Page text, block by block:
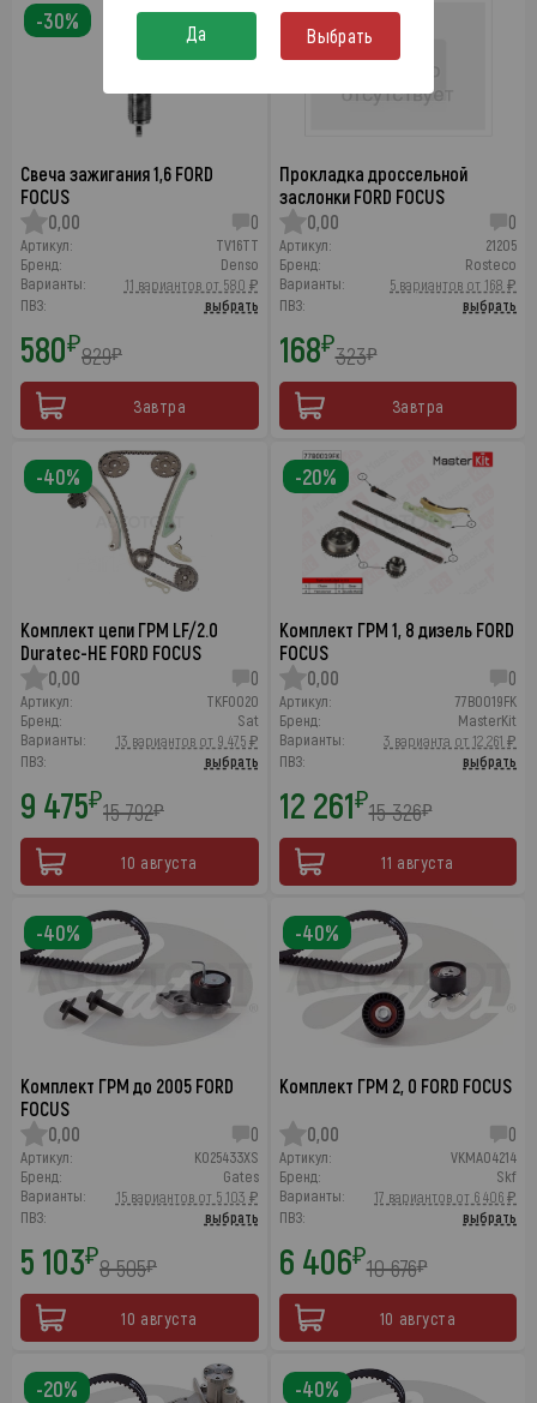
Свеча зажигания 1,6 FORD
FOCUS
0,00
0
Артикул:
TV16TT
Бренд:
Denso
Варианты:
11 вариантов от 580 ₽
ПВЗ:
выбрать
580₽829₽
Завтра
-30%
Прокладка дроссельной
заслонки FORD FOCUS
0,00
0
Артикул:
21205
Бренд:
Rosteco
Варианты:
5 вариантов от 168 ₽
ПВЗ:
выбрать
168₽323₽
Завтра
-48%
Комплект цепи ГРМ LF/2.0
Duratec-HE FORD FOCUS
0,00
0
Артикул:
TKFO020
Бренд:
Sat
Варианты:
13 вариантов от 9 475 ₽
ПВЗ:
выбрать
9 475₽15 792₽
10 августа
-40%
Комплект ГРМ 1, 8 дизель FORD
FOCUS
0,00
0
Артикул:
77B0019FK
Бренд:
MasterKit
Варианты:
3 варианта от 12 261 ₽
ПВЗ:
выбрать
12 261₽15 326₽
11 августа
-20%
Комплект ГРМ до 2005 FORD
FOCUS
0,00
0
Артикул:
K025433XS
Бренд:
Gates
Варианты:
15 вариантов от 5 103 ₽
ПВЗ:
выбрать
5 103₽8 505₽
10 августа
-40%
Комплект ГРМ 2, 0 FORD FOCUS
0,00 0
Артикул:
VKMA04214
Бренд:
Skf
Варианты:
17 вариантов от 6 406 ₽
ПВЗ:
выбрать
6 406₽10 676₽
10 августа
-40%
-20% -40%
Да Выбрать